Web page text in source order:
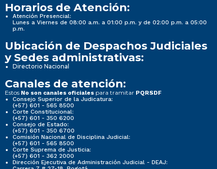
Horarios de Atención:
Atención Presencial:
Lunes a Viernes de 08:00 a.m. a 01:00 p.m. y de 02:00 p.m. a 05:00
p.m.
Ubicación de Despachos Judiciales
y Sedes administrativas:
Directorio Nacional
Canales de atención:
Estos No son canales oficiales para tramitar PQRSDF
Consejo Superior de la Judicatura:
(+57) 601 - 565 8500
Corte Constitucional:
(+57) 601 - 350 6200
Consejo de Estado:
(+57) 601 - 350 6700
Comisión Nacional de Disciplina Judicial:
(+57) 601 - 565 8500
Corte Suprema de Justicia:
(+57) 601 - 362 2000
Dirección Ejecutiva de Administración Judicial - DEAJ: